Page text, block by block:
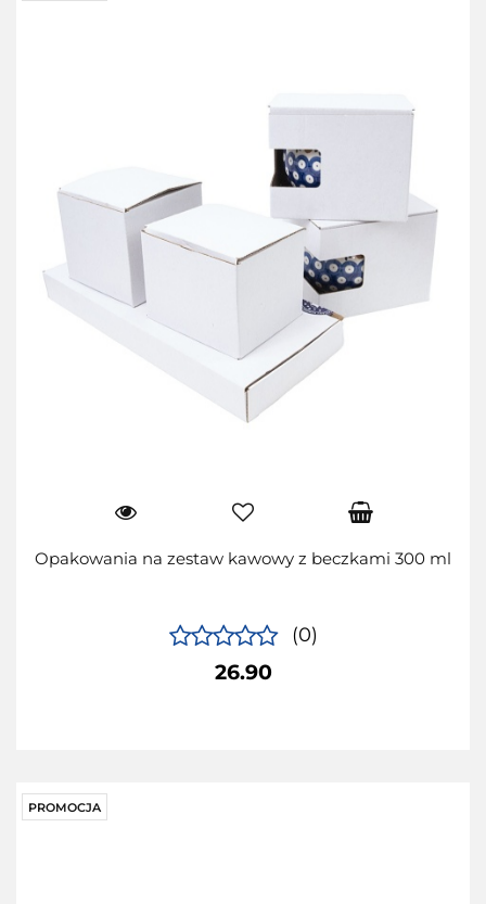
Opakowania na zestaw kawowy z beczkami 300 ml
(0)
26.90
PROMOCJA